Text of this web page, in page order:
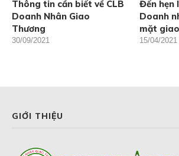
Thông tin cần biết về CLB
Doanh Nhân Giao
Thương
30/09/2021
Đến hẹn
Doanh
mặt
15/04/2021
GIỚI THIỆU